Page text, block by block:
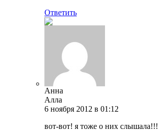
Ответить
Анна
Алла
6 ноября 2012 в 01:12
вот-вот! я тоже о них слышала!!!